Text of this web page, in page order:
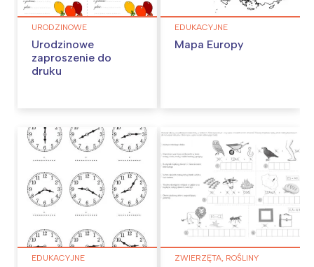
URODZINOWE
Urodzinowe
zaproszenie do
druku
EDUKACYJNE
Mapa Europy
EDUKACYJNE ZWIERZĘTA, ROŚLINY